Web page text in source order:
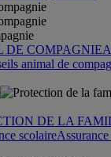
DE COMPAGNIE
animal de
DE LA
scolaire